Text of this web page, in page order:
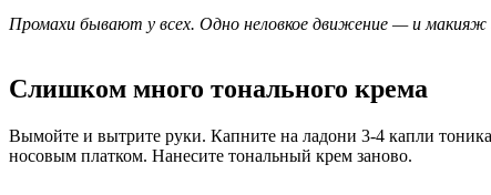
Промахи бывают у всех. Одно неловкое движение — и макияж
Слишком много тонального крема
Вымойте и вытрите руки. Капните на ладони 3-4 капли
носовым платком. Нанесите тональный крем заново.